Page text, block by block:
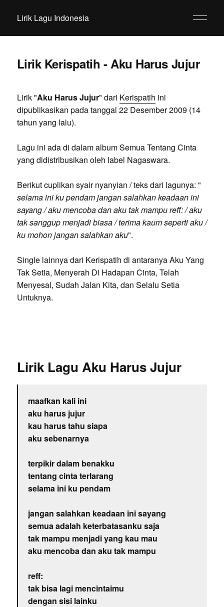
Lirik Lagu Indonesia
Lirik Kerispatih - Aku Harus Jujur
Lirik "Aku Harus Jujur" dari Kerispatih ini
dipublikasikan pada tanggal 22 Desember 2009 (14
tahun yang lalu).
Lagu ini ada di dalam album Semua Tentang Cinta
yang didistribusikan oleh label Nagaswara.
Berikut cuplikan syair nyanyian / teks dari lagunya: "
selama ini ku pendam jangan salahkan keadaan ini
sayang / aku mencoba dan aku tak mampu reff: / aku
tak sanggup menjadi biasa / terima kaum seperti aku /
ku mohon jangan salahkan aku".
Single lainnya dari Kerispatih di antaranya Aku Yang
Tak Setia, Menyerah Di Hadapan Cinta, Telah
Menyesal, Sudah Jalan Kita, dan Selalu Setia
Untuknya.
Lirik Lagu Aku Harus Jujur
maafkan kali ini
aku harus jujur
kau harus tahu siapa
aku sebenarnya
terpikir dalam benakku
tentang cinta terlarang
selama ini ku pendam
jangan salahkan keadaan ini sayang
semua adalah keterbatasanku saja
tak mampu menjadi yang kau mau
aku mencoba dan aku tak mampu
reff:
tak bisa lagi mencintaimu
dengan sisi lainku